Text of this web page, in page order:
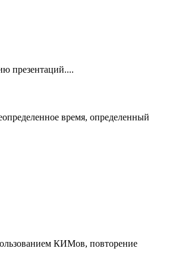
презентаций....
время, определенный
КИМов, повторение